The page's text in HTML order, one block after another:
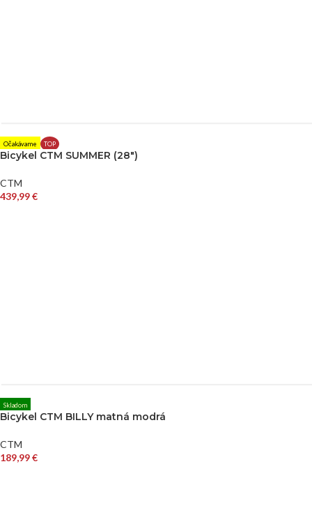
Očakávame TOP
Bicykel CTM SUMMER (28″)
CTM
439,99€
Skladom
Bicykel CTM BILLY matná modrá
CTM
189,99€